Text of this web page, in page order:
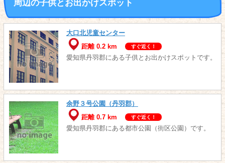
周辺の子供とお出かけスポット
大口北児童センター
距離 0.2 km
すぐ近く！
愛知県丹羽郡にある子供とお出かけスポットです。
余野３号公園（丹羽郡）
距離 0.7 km
すぐ近く！
愛知県丹羽郡にある都市公園（街区公園）です。